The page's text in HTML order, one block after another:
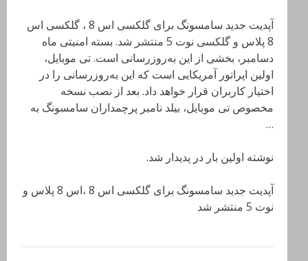
آپدیت جدید سامسونگ برای گلکسی اس 8 ، گلکسی اس
8 پلاس و گلکسی نوت 5 منتشر شد. بسته امنیتی ماه
دسامبر، بخشی از این به‌روزرسانی است. تی موبایل،
اولین اپراتور آمریکایی است که این به‌روزرسانی را در
اختیار کاربران قرار خواهد داد. بعد از نصب نسخه
مخصوص تی موبایل، بیلد نامبر پرچمداران سامسونگ به
…
نوشته اولین بار در پدیدار شد.
آپدیت جدید سامسونگ برای گلکسی اس 8 ،اس 8 پلاس و
نوت 5 منتشر شد